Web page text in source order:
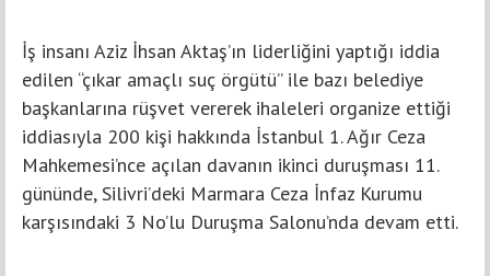
İş insanı Aziz İhsan Aktaş’ın liderliğini yaptığı iddia
edilen “çıkar amaçlı suç örgütü” ile bazı belediye
başkanlarına rüşvet vererek ihaleleri organize ettiği
iddiasıyla 200 kişi hakkında İstanbul 1. Ağır Ceza
Mahkemesi’nce açılan davanın ikinci duruşması 11.
gününde, Silivri’deki Marmara Ceza İnfaz Kurumu
karşısındaki 3 No’lu Duruşma Salonu’nda devam etti.